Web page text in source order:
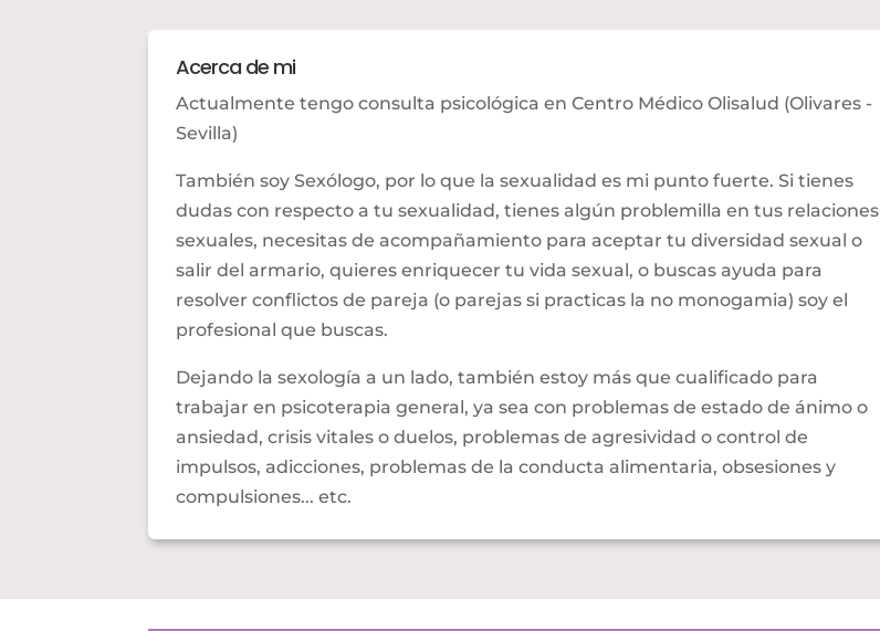
Acerca de mi
Actualmente tengo consulta psicológica en Centro Médico Olisalud (Olivares -
Sevilla)
También soy Sexólogo, por lo que la sexualidad es mi punto fuerte. Si tienes
dudas con respecto a tu sexualidad, tienes algún problemilla en tus relaciones
sexuales, necesitas de acompañamiento para aceptar tu diversidad sexual o
salir del armario, quieres enriquecer tu vida sexual, o buscas ayuda para
resolver conflictos de pareja (o parejas si practicas la no monogamia) soy el
profesional que buscas.
Dejando la sexología a un lado, también estoy más que cualificado para
trabajar en psicoterapia general, ya sea con problemas de estado de ánimo o
ansiedad, crisis vitales o duelos, problemas de agresividad o control de
impulsos, adicciones, problemas de la conducta alimentaria, obsesiones y
compulsiones... etc.